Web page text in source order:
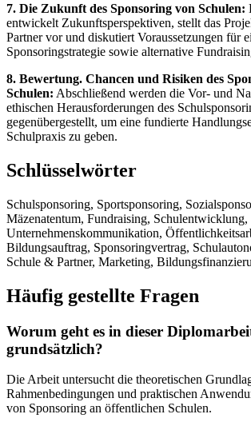
7. Die Zukunft des Sponsoring von Schulen:
entwickelt Zukunftsperspektiven, stellt das
Partner vor und diskutiert Voraussetzungen für
Sponsoringstrategie sowie alternative
8. Bewertung. Chancen und Risiken des
Schulen: Abschließend werden die Vor- und
ethischen Herausforderungen des
gegenübergestellt, um eine fundierte
Schulpraxis zu geben.
Schlüsselwörter
Schulsponsoring, Sportsponsoring,
Mäzenatentum, Fundraising, Schulentwicklung,
Unternehmenskommunikation,
Bildungsauftrag, Sponsoringvertrag,
Schule & Partner, Marketing,
Häufig gestellte Fragen
Worum geht es in dieser
grundsätzlich?
Die Arbeit untersucht die theoretischen
Rahmenbedingungen und praktischen
von Sponsoring an öffentlichen Schulen.